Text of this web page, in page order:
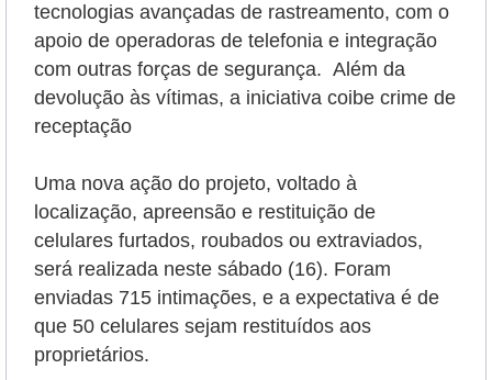
tecnologias avançadas de rastreamento, com o
apoio de operadoras de telefonia e integração
com outras forças de segurança. Além da
devolução às vítimas, a iniciativa coibe crime de
receptação
Uma nova ação do projeto, voltado à
localização, apreensão e restituição de
celulares furtados, roubados ou extraviados,
será realizada neste sábado (16). Foram
enviadas 715 intimações, e a expectativa é de
que 50 celulares sejam restituídos aos
proprietários.